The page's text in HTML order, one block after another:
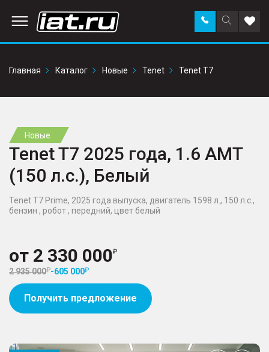
Поиск
по
Заказать
звонок в
Главная
Каталог Новые Tenet Tenet T7
Новые
Tenet T7 2025 года, 1.6 AMT
(150 л.с.), Белый
Tenet T7 Prime, 2025 года выпуска, двигатель 1598 л., 150 л.с.,
бензин , робот , передний, цвет белый
от 2 330 000
2 935 000 -605 000
Получить предложение